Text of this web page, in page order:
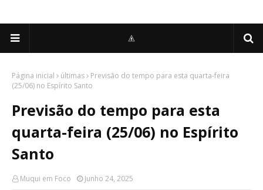
Página inicial últimas
Previsão do tempo para esta quarta-feira
(25/06) no Espírito Santo
Previsão do tempo para esta
quarta-feira (25/06) no Espírito
Santo
Muqui em Foco Junho 24, 2025